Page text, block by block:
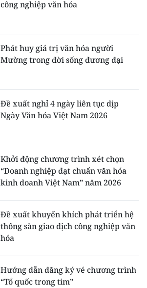
công nghiệp văn hóa
Phát huy giá trị văn hóa người
Mường trong đời sống đương đại
Đề xuất nghỉ 4 ngày liên tục dịp
Ngày Văn hóa Việt Nam 2026
Khởi động chương trình xét chọn
“Doanh nghiệp đạt chuẩn văn hóa
kinh doanh Việt Nam” năm 2026
Đề xuất khuyến khích phát triển hệ
thống sàn giao dịch công nghiệp văn
hóa
Hướng dẫn đăng ký vé chương trình
“Tổ quốc trong tim”